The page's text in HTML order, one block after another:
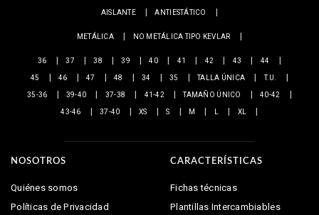
AISLANTE ANTIESTÁTICO
METÁLICA NO METÁLICA TIPO KEVLAR
36 37 38 39 40 41 42 43
44
45
46 47 48 34 35 TALLA ÚNICA
T.U.
35-36
39-40 37-38 41-42 TAMAÑO ÚNICO
40-42
43-46
37-40 XS S M L XL
NOSOTROS
Quiénes somos
Políticas de Privacidad
CARACTERÍSTICAS
Fichas técnicas
Plantillas Intercambiables